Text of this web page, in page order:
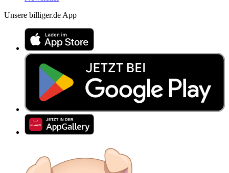
Unsere billiger.de App